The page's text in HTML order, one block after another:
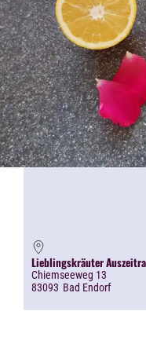
Lieblingskräuter
Chiemseeweg 13
83093 Bad Endorf